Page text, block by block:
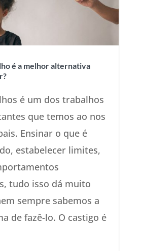
é a melhor alternativa
é um dos trabalhos
que temos ao nos
Ensinar o que é
estabelecer limites,
tudo isso dá muito
sempre sabemos a
de fazê-lo. O castigo é